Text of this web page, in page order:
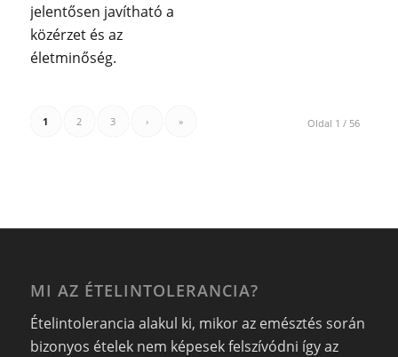
jelentősen javítható a
közérzet és az
életminőség.
Oldal 1 / 56
1 2 3 › »
MI AZ ÉTELINTOLERANCIA?
Ételintolerancia alakul ki, mikor az emésztés során
bizonyos ételek nem képesek felszívódni így az